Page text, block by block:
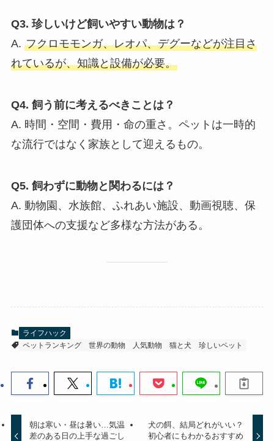
Q3. 珍しいけど飼いやすい動物は？
A. フクロモモンガ、レオパ、デグーなどが注目さ
れているが、知識と設備が必要。
Q4. 飼う前に考えるべきことは？
A. 時間・空間・費用・命の重さ。ペットは一時的
な流行ではなく家族として迎えるもの。
Q5. 飼わずに動物と関わるには？
A. 動物園、水族館、ふれあい施設、動画視聴、保
護団体への支援など多様な方法がある。
ライフハック
ペットランキング
世界の動物 人気動物 猫と犬 珍しいペット
朝は寒い・昼は暑い…気温
差のある日の上手な過ごし
犬の餌、結局どれがいい？
初心者にもわかるおすすめ